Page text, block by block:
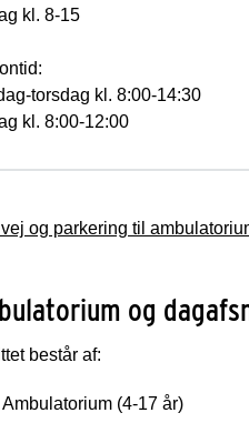
kl. 8-15
torsdag kl. 8:00-14:30
kl. 8:00-12:00
og parkering til
og
består af:
Ambulatorium (4-17 år)